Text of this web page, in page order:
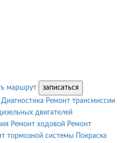
маршрут
записаться
Диагностика Ремонт трансмиссии
двигателей
Ремонт ходовой Ремонт
тормозной системы
Покраска